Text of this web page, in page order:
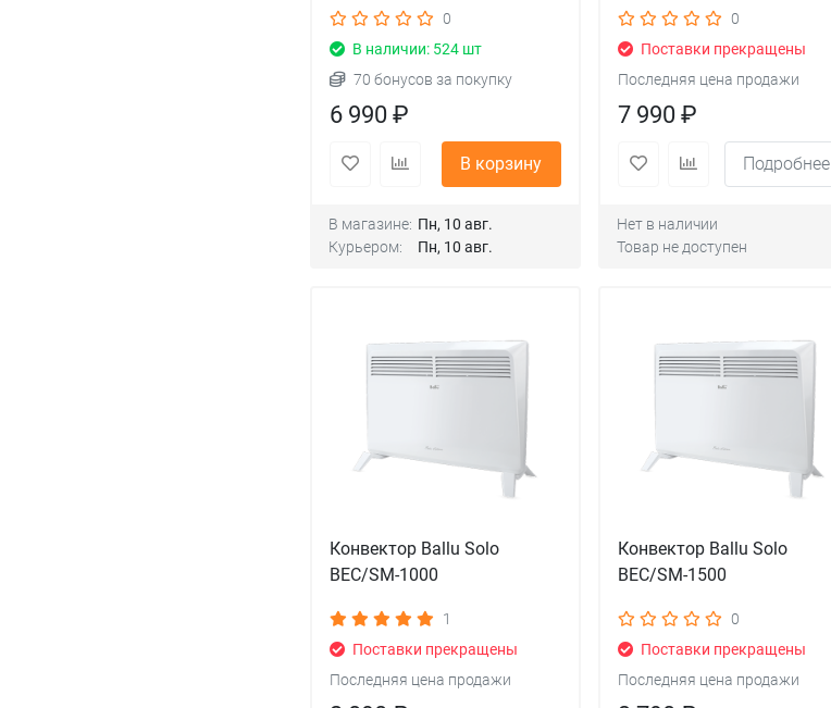
0
В наличии: 524 шт
70 бонусов за покупку
6 990 ₽
В корзину
В магазине: Пн, 10 авг.
Курьером:
Пн, 10 авг.
0
Поставки прекращены
Последняя цена продажи
7 990 ₽
Подробнее
Нет в наличии
Товар не доступен
Конвектор Ballu Solo
BEC/SM-1000
1
Поставки прекращены
Последняя цена продажи
Конвектор Ballu Solo
BEC/SM-1500
0
Поставки прекращены
Последняя цена продажи